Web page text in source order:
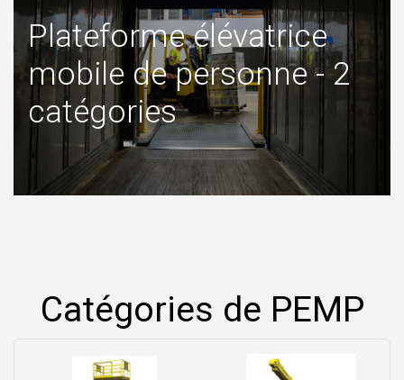
Plateforme élévatrice
mobile de personne - 2
catégories
Catégories de PEMP